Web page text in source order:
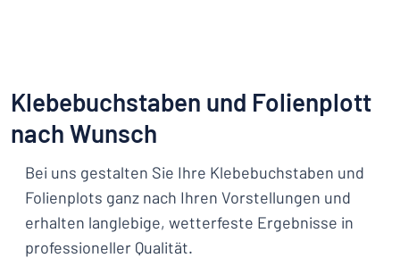
Klebebuchstaben und Folienplott
nach Wunsch
Bei uns gestalten Sie Ihre Klebebuchstaben und
Folienplots ganz nach Ihren Vorstellungen und
erhalten langlebige, wetterfeste Ergebnisse in
professioneller Qualität.